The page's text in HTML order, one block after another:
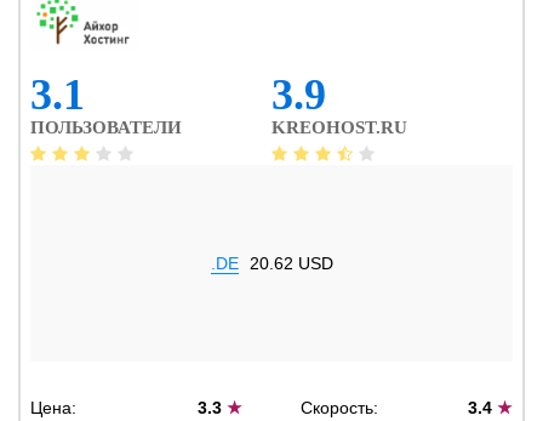
3.1
ПОЛЬЗОВАТЕЛИ
3.9
KREOHOST.RU
.DE 20.62 USD
Цена: 3.3★ Скорость: 3.4 ★